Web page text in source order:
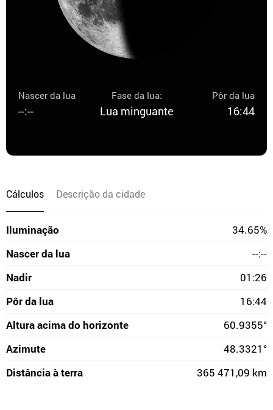
Nascer da lua
--:--
Fase da lua:
Lua minguante
Pôr da lua
16:44
Cálculos Descrição da cidade
Iluminação
34.65%
Nascer da lua
--:--
Nadir
01:26
Pôr da lua
16:44
Altura acima do horizonte
60.9355°
Azimute
48.3321°
Distância à terra
365 471,09 km